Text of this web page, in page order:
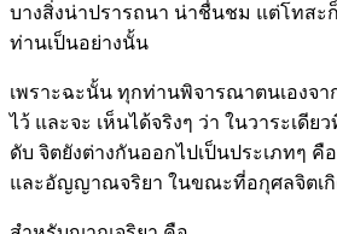
บางสิ่งน่าปรารถนา น่าชื่นชม แต่โทสะ
ท่านเป็นอย่างนั้น
เพราะฉะนั้น ทุกท่านพิจารณาตนเองจ
ไว้ และจะ เห็นได้จริงๆ ว่า ในวาระเดีย
ดับ จิตยังต่างกันออกไปเป็นประเภทๆ
และอัญญาณจริยา ในขณะที่อกุศลจิตเ